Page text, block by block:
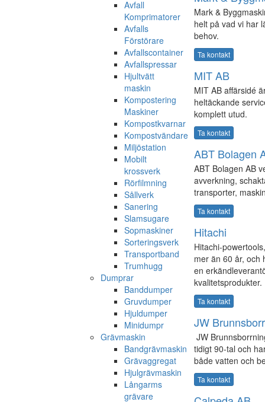
Avfall
Komprimatorer
Avfalls
Förstörare
Avfallscontainer
Avfallspressar
Hjultvätt
maskin
Kompostering
Maskiner
Kompostkvarnar
Kompostvändare
Miljöstation
Mobilt
krossverk
Rörfilmning
Sållverk
Sanering
Slamsugare
Sopmaskiner
Sorteringsverk
Transportband
Trumhugg
Dumprar
Banddumper
Gruvdumper
Hjuldumper
Minidumpr
Grävmaskin
Bandgrävmaskin
Grävaggregat
Hjulgrävmaskin
Långarms
grävare
Mark &
helt på vad vi har
behov.
Ta kontakt
MIT AB
MIT AB affärsidé
heltäckande
komplett utud.
Ta kontakt
ABT Bolagen
ABT Bolagen AB
avverkning,
transporter,
Ta kontakt
Hitachi
Hitachi-
mer än 60 år, och
en
kvalitetsprodukter.
Ta kontakt
JW
JW
tidigt 90-tal och
både vatten och
Ta kontakt